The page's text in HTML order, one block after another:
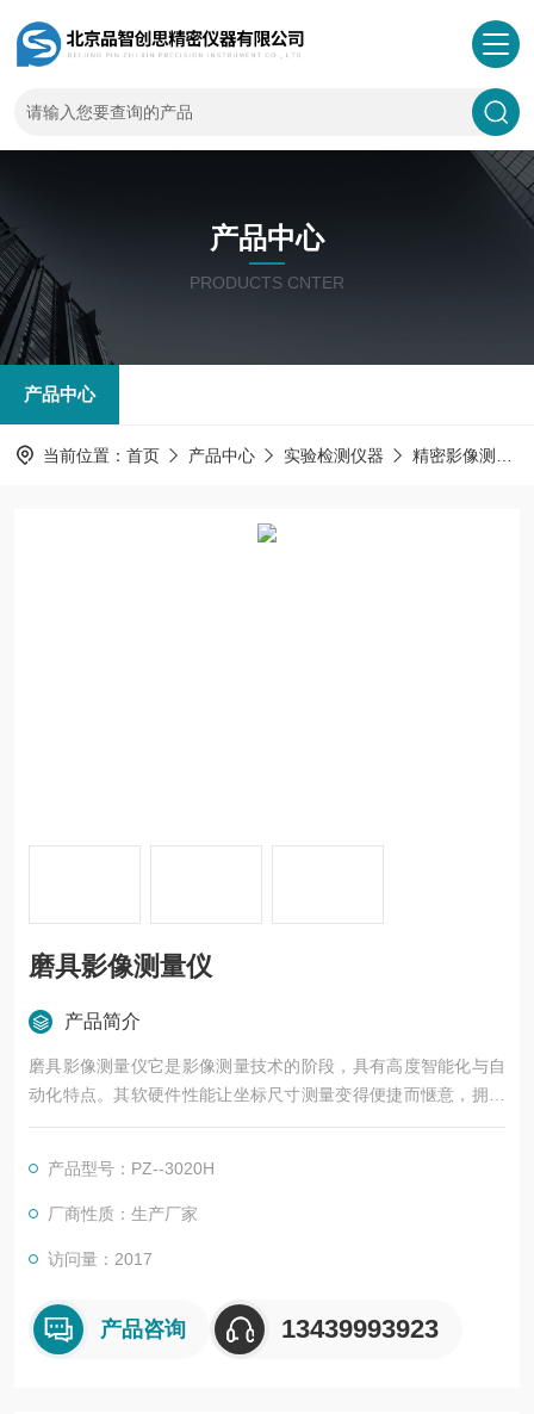
产品中心
PRODUCTS CNTER
产品中心
当前位置： 首页 产品中心 实验检测仪器 精密影像测量仪
磨具影像测量仪
产品简介
磨具影像测量仪它是影像测量技术的阶段，具有高度智能化与自
动化特点。其软硬件性能让坐标尺寸测量变得便捷而惬意，拥有
基于机器视觉与过程控制的自动学习功能，依托数字化仪器高速
切换、人工修正、灯光匹配等操作过程自学并记忆。
产品型号：PZ--3020H
厂商性质：生产厂家
访问量：2017
产品咨询 13439993923